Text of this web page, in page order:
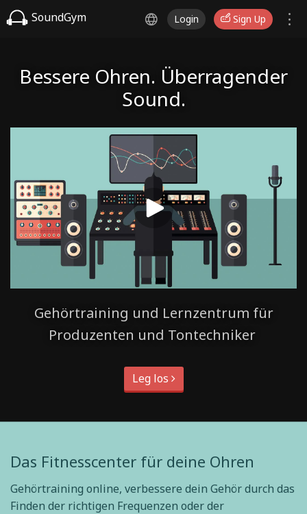
SoundGym Login Sign Up
Bessere Ohren. Überragender
Sound.
Gehörtraining und Lernzentrum für
Produzenten und Tontechniker
Leg los
Das Fitnesscenter für deine Ohren
Gehörtraining online, verbessere dein Gehör durch das
Finden der richtigen Frequenzen oder der